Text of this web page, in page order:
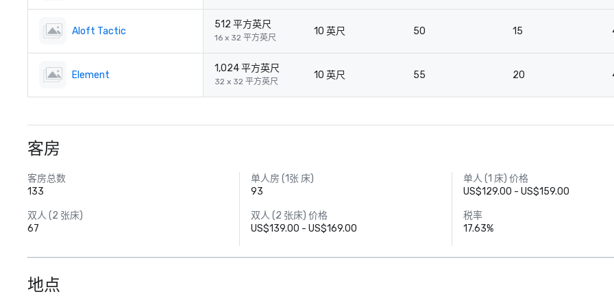
Aloft Tactic
512 平方英尺
16 x 32 平方英尺
10 英尺 50 15
Element
1,024 平方英尺
32 x 32 平方英尺
10 英尺 55 20
客房
客房总数
133
单人房 (1张 床)
93
单人 (1 床) 价格
US$129.00 - US$159.00
双人 (2 张床)
67
双人 (2 张床) 价格
US$139.00 - US$169.00
税率
17.63%
地点